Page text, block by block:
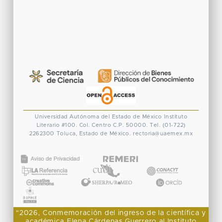
Universidad Autónoma del Estado de México
Instituto
Literario #100. Col. Centro C.P. 50000. Tel. (01-722)
2262300 Toluca, Estado de México. rectoria@uaemex.mx
"2026, Conmemoración del ingreso de la científica y